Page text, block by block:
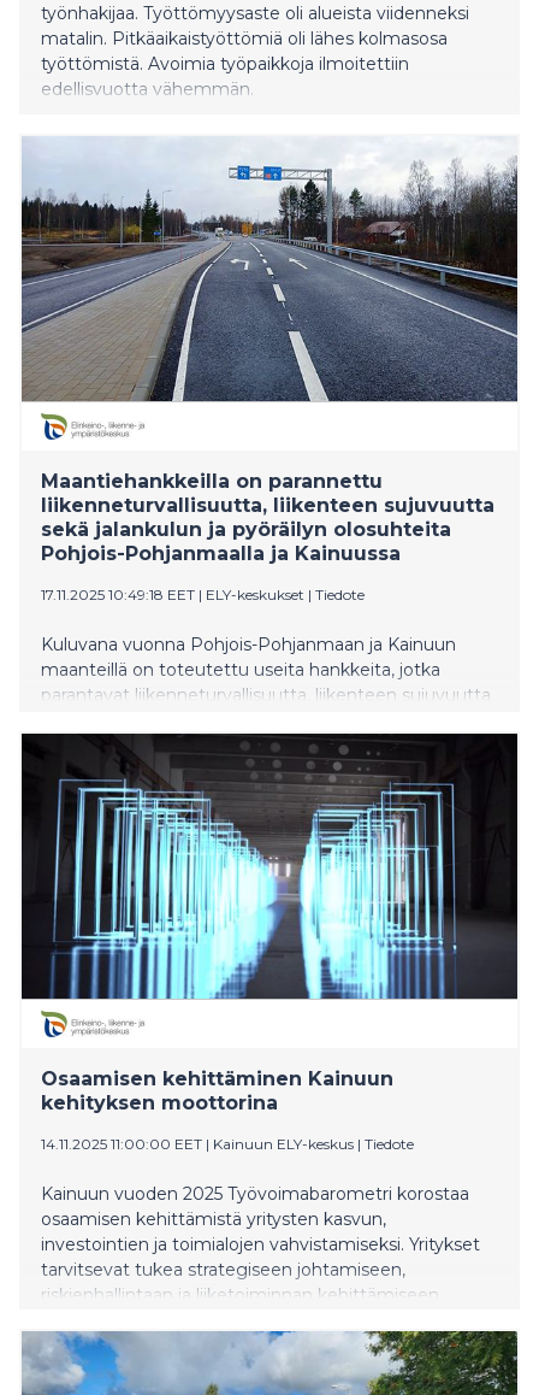
työnhakijaa. Työttömyysaste oli alueista viidenneksi
matalin. Pitkäaikaistyöttömiä oli lähes kolmasosa
työttömistä. Avoimia työpaikkoja ilmoitettiin
edellisvuotta vähemmän.
Maantiehankkeilla on parannettu
liikenneturvallisuutta, liikenteen sujuvuutta
sekä jalankulun ja pyöräilyn olosuhteita
Pohjois-Pohjanmaalla ja Kainuussa
17.11.2025 10:49:18 EET | ELY-keskukset | Tiedote
Kuluvana vuonna Pohjois-Pohjanmaan ja Kainuun
maanteillä on toteutettu useita hankkeita, jotka
parantavat liikenneturvallisuutta, liikenteen sujuvuutta
osa ELY-keskuksen pitkäjänteistä työtä
maantieverkon kehittämiseksi, ja ne tukevat alueen
elinvoimaa sekä arjen liikkumista. Myös maanteiden
päällystyksiä ja rakenteen parantamisia tehtiin
runsaasti korjausvelkarahoituksen mahdollistamana.
Osaamisen kehittäminen Kainuun
kehityksen moottorina
14.11.2025 11:00:00 EET | Kainuun ELY-keskus | Tiedote
Kainuun vuoden 2025 Työvoimabarometri korostaa
osaamisen kehittämistä yritysten kasvun,
investointien ja toimialojen vahvistamiseksi. Yritykset
tarvitsevat tukea strategiseen johtamiseen,
riskienhallintaan ja liiketoiminnan kehittämiseen.
kyberturvallisuus-, ohjelmointi- ja dataosaamisen
tarvetta. Kansainvälistyminen edellyttää kieli-,